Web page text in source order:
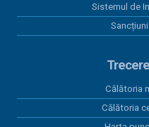
Sistemul de
Călătoria
Călătoria